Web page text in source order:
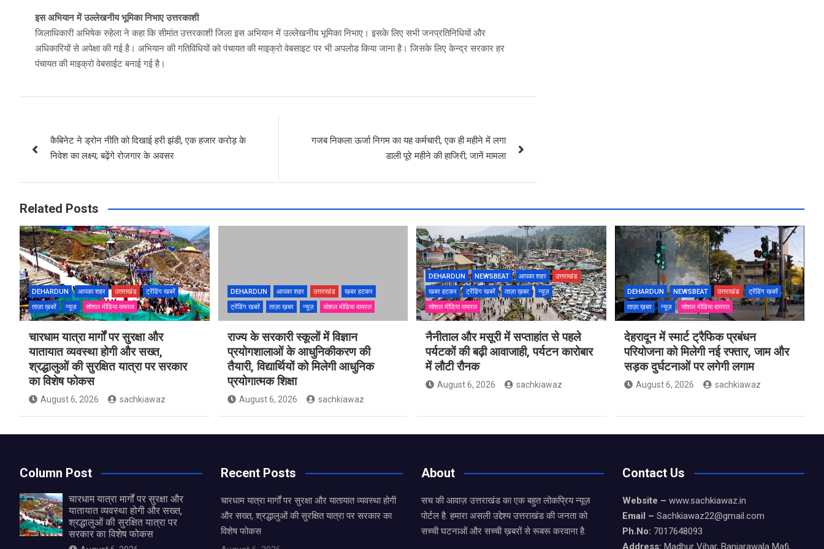
इस अभियान में उल्लेखनीय भूमिका निभाए उत्तरकाशी
जिलाधिकारी अभिषेक रुहेला ने कहा कि सीमांत उत्तरकाशी जिला इस अभियान में उल्लेखनीय भूमिका निभाए। इसके लिए सभी जनप्रतिनिधियों और
अधिकारियों से अपेक्षा की गई है। अभियान की गतिविधियों को पंचायत की माइक्रो वेबसाइट पर भी अपलोड किया जाना है। जिसके लिए केन्द्र सरकार हर
पंचायत की माइक्रो वेबसाईट बनाई गई है।
navigation
कैबिनेट ने ड्रोन नीति को दिखाई हरी झंडी, एक हजार करोड़ के
निवेश का लक्ष्य; बढ़ेंगे रोजगार के अवसर
गजब निकला ऊर्जा निगम का यह कर्मचारी, एक ही महीने में लगा
डाली पूरे महीने की हाजिरी; जानें मामला
Related Posts
DEHARDUN आपका शहर उत्तराखंड
ट्रेंडिंग खबरें
ताज़ा ख़बरें
न्यूज़ सोशल मीडिया वायरल
चारधाम यात्रा मार्गों पर सुरक्षा और
यातायात व्यवस्था होगी और सख्त,
श्रद्धालुओं की सुरक्षित यात्रा पर सरकार
का विशेष फोकस
August 6, 2026 sachkiawaz
DEHARDUN आपका शहर उत्तराखंड
खबर हटकर
ट्रेंडिंग खबरें
ताज़ा ख़बर न्यूज़ सोशल मीडिया वायरल
राज्य के सरकारी स्कूलों में विज्ञान
प्रयोगशालाओं के आधुनिकीकरण की
तैयारी, विद्यार्थियों को मिलेगी आधुनिक
प्रयोगात्मक शिक्षा
August 6, 2026 sachkiawaz
DEHARDUN NEWSBEAT आपका शहर
उत्तराखंड
खबर हटकर
ट्रेंडिंग खबरें ताज़ा ख़बर
न्यूज़
सोशल मीडिया वायरल
नैनीताल और मसूरी में सप्ताहांत से पहले
पर्यटकों की बढ़ी आवाजाही, पर्यटन कारोबार
में लौटी रौनक
August 6, 2026 sachkiawaz
DEHARDUN NEWSBEAT उत्तराखंड
ट्रेंडिंग खबरें
ताज़ा ख़बर
न्यूज़ सोशल मीडिया वायरल
देहरादून में स्मार्ट ट्रैफिक प्रबंधन
परियोजना को मिलेगी नई रफ्तार, जाम और
सड़क दुर्घटनाओं पर लगेगी लगाम
August 6, 2026 sachkiawaz
Column Post
चारधाम यात्रा मार्गों पर सुरक्षा और
यातायात व्यवस्था होगी और सख्त,
श्रद्धालुओं की सुरक्षित यात्रा पर
सरकार का विशेष फोकस
Recent Posts
चारधाम यात्रा मार्गों पर सुरक्षा और यातायात व्यवस्था होगी
और सख्त, श्रद्धालुओं की सुरक्षित यात्रा पर सरकार का
विशेष फोकस
About
सच की आवाज़ उत्तराखंड का एक बहुत लोकप्रिय न्यूज़
पोर्टल है. हमारा असली उद्देश्य उत्तराखंड की जनता को
सच्ची घटनाओं और सच्ची ख़बरों से रूबरू करवाना है.
Contact Us
Website – www.sachkiawaz.in
Email – Sachkiawaz22@gmail.com
Ph.No: 7017648093
Address: Madhur Vihar, Banjarawala Mafi,